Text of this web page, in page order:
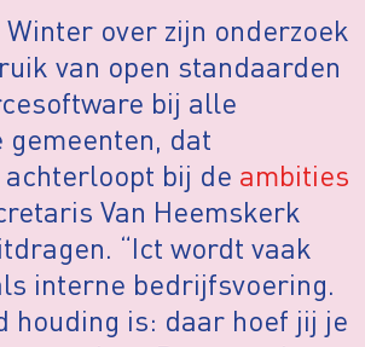
over zijn onderzoek
van open standaarden
bij alle
dat
bij de ambities
Van Heemskerk
“Ict wordt vaak
interne bedrijfsvoering.
houding is: daar hoef jij je